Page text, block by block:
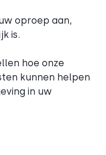
oproep aan,
is.
hoe onze
kunnen helpen
in uw